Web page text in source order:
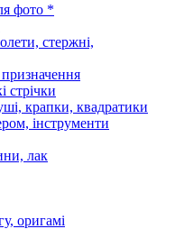
фото *
стержні,
призначення
стрічки
крапки, квадратики
інструменти
лак
оригамі